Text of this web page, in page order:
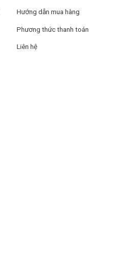
bằng độ ẩm cao
kế với khả năng cân bằng độ
chúng hiệu quả, giữ cho
dài hơn. Khi độ ẩm giảm
ẩm tăng lên cao hơn mức bình
bớt khí để duy trì môi trường
Hướng dẫn mua hàng
Phương thức thanh toán
Liên hệ